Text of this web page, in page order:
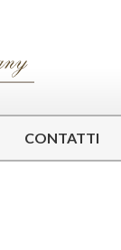
CONTATTI